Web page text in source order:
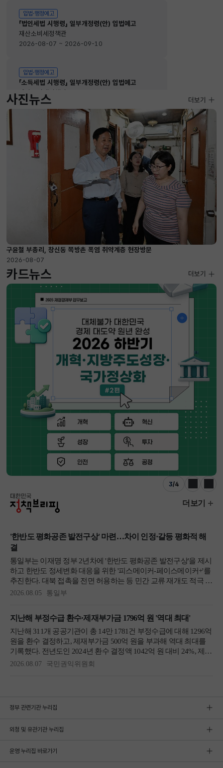
입법·행정예고
「법인세법 시행령」 일부개정령(안) 입법예고
재산소비세정책관
2026-08-07 ~ 2026-09-10
입법·행정예고
「소득세법 시행령」 일부개정령(안) 입법예고
재산소비세정책관
2026-08-07 ~ 2026-09-10
사진뉴스
구윤철 부총리, 창신동 쪽방촌 폭염 취약계층 현장방문
2026-08-07
사진뉴스
더보기
카드뉴스
3/4
이전 다음
더보기
정부 관련기관 누리집
외청 및 유관기관 누리집
운영 누리집 바로가기